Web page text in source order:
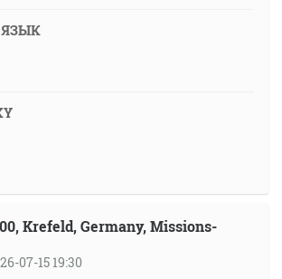
Krefeld, Germany, Missions-
07-15 19:30